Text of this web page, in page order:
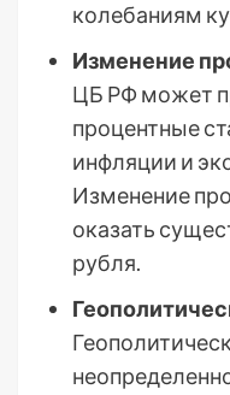
колебаниям
Изменение
ЦБ РФ может
процентные
инфляции и
Изменение
оказать
рубля.